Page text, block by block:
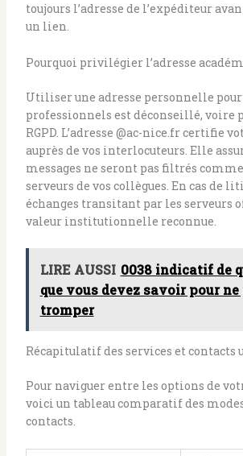
toujours l’adresse de l’expéditeur
un lien.
Pourquoi privilégier l’adresse
Utiliser une adresse personnelle pour
professionnels est déconseillé, voire
RGPD. L’adresse @ac-nice.fr certifie
auprès de vos interlocuteurs. Elle
messages ne seront pas filtrés
serveurs de vos collègues. En cas de
échanges transitant par les serveurs
valeur institutionnelle reconnue.
LIRE AUSSI 0038 indicatif de
que vous devez savoir pour
tromper
Récapitulatif des services et contacts
Pour naviguer entre les options de
voici un tableau comparatif des modes
contacts.